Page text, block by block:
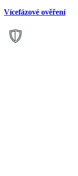
Vícefázové ověření